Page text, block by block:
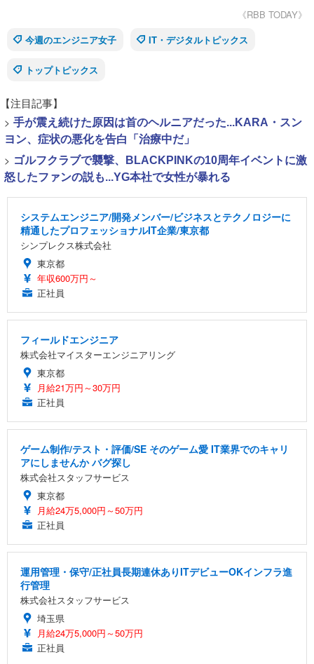
《RBB TODAY》
今週のエンジニア女子
IT・デジタルトピックス
トップトピックス
【注目記事】
> 手が震え続けた原因は首のヘルニアだった...KARA・スン
ヨン、症状の悪化を告白「治療中だ」
> ゴルフクラブで襲撃、BLACKPINKの10周年イベントに激
怒したファンの説も...YG本社で女性が暴れる
システムエンジニア/開発メンバー/ビジネスとテクノロジーに
精通したプロフェッショナルIT企業/東京都
シンプレクス株式会社
東京都
年収600万円～
正社員
フィールドエンジニア
株式会社マイスターエンジニアリング
東京都
月給21万円～30万円
正社員
ゲーム制作/テスト・評価/SE そのゲーム愛 IT業界でのキャリ
アにしませんか バグ探し
株式会社スタッフサービス
東京都
月給24万5,000円～50万円
正社員
運用管理・保守/正社員長期連休ありITデビューOKインフラ進
行管理
株式会社スタッフサービス
埼玉県
月給24万5,000円～50万円
正社員